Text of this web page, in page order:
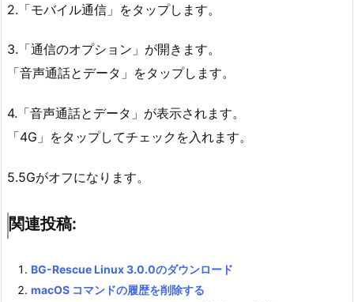
2.「モバイル通信」をタップします。
3.「通信のオプション」が開きます。
「音声通話とデータ」をタップします。
4.「音声通話とデータ」が表示されます。
「4G」をタップしてチェックを入れます。
5.5Gがオフになります。
関連投稿:
BG-Rescue Linux 3.0.0のダウンロード
macOS コマンドの履歴を削除する